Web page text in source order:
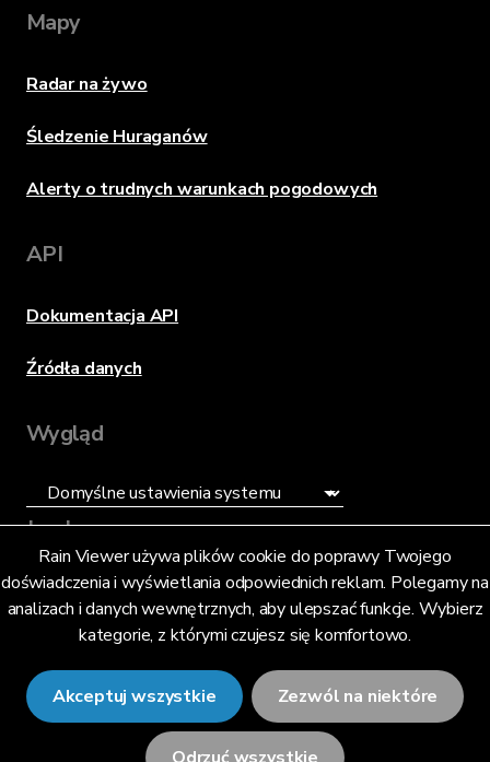
Rain Viewer używa plików cookie do poprawy Twojego
doświadczenia i wyświetlania odpowiednich reklam. Polegamy na
analizach i danych wewnętrznych, aby ulepszać funkcje. Wybierz
kategorie, z którymi czujesz się komfortowo.
Akceptuj wszystkie Zezwól na niektóre
Mapy
Radar na żywo
Śledzenie Huraganów
Alerty o trudnych warunkach pogodowych
API
Dokumentacja API
Źródła danych
Wygląd
Język
Polski (PL)
© 2026 RainViewer,MeteoLab Inc.